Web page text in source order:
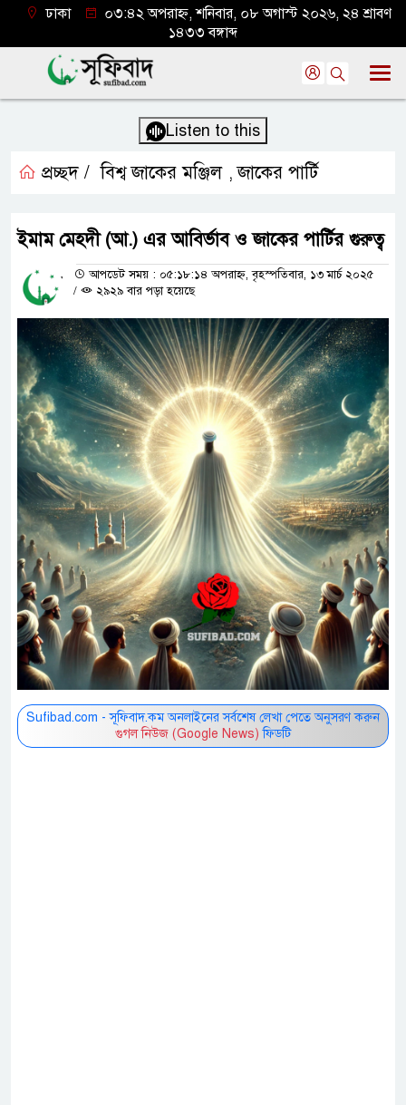
ঢাকা
০৩:৪২ অপরাহ্ন, শনিবার, ০৮ অগাস্ট ২০২৬, ২৪ শ্রাবণ
১৪৩৩ বঙ্গাব্দ
Listen to this
প্রচ্ছদ / বিশ্ব জাকের মঞ্জিল ,জাকের পার্টি
ইমাম মেহদী (আ.) এর আবির্ভাব ও জাকের পার্টির গুরুত্ব
আপডেট সময় : ০৫:১৮:১৪ অপরাহ্ন, বৃহস্পতিবার, ১৩ মার্চ ২০২৫
/
২৯২৯ বার পড়া হয়েছে
Sufibad.com - সূফিবাদ.কম অনলাইনের সর্বশেষ লেখা পেতে অনুসরণ করুন
গুগল নিউজ (Google News) ফিডটি